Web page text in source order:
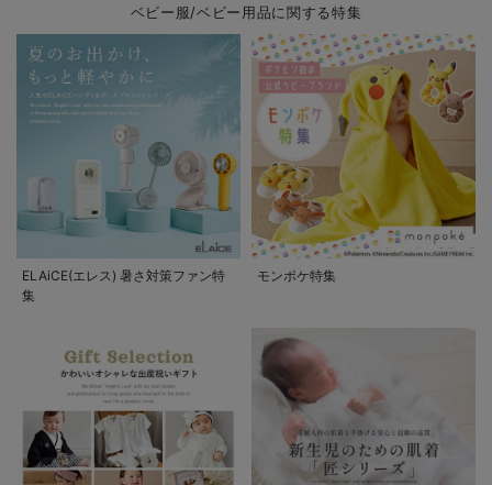
ベビー服/ベビー用品に関する特集
ELAiCE(エレス) 暑さ対策ファン特
集
モンポケ特集